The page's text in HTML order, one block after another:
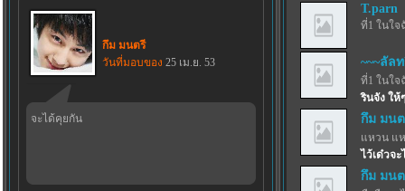
กึม มนตรี
วันที่มอบของ 25 เม.ย. 53
จะได้คุยกัน
T.parn
ที่1 ในใจ
~~~ลัล
ที่1 ในใจ
รินจัง ให้
กึม มน
แหวน แ
ไว้เด๋วจ
กึม มน